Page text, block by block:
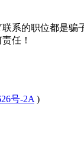
的职位都是
任！
号-2A )